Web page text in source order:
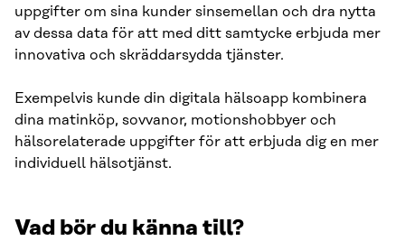
uppgifter om sina kunder sinsemellan och dra nytta
av dessa data för att med ditt samtycke erbjuda mer
innovativa och skräddarsydda tjänster.
Exempelvis kunde din digitala hälsoapp kombinera
dina matinköp, sovvanor, motionshobbyer och
hälsorelaterade uppgifter för att erbjuda dig en mer
individuell hälsotjänst.
Vad bör du känna till?